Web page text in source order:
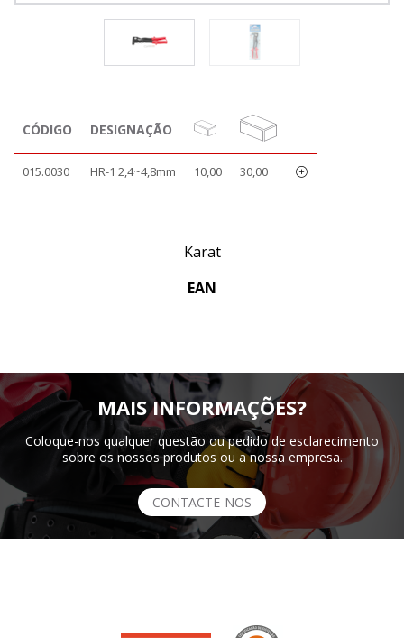
CÓDIGO DESIGNAÇÃO
015.0030 HR-1 2,4~4,8mm 10,00 30,00
Karat
EAN
MAIS INFORMAÇÕES?
Coloque-nos qualquer questão ou pedido de esclarecimento
sobre os nossos produtos ou a nossa empresa.
CONTACTE-NOS